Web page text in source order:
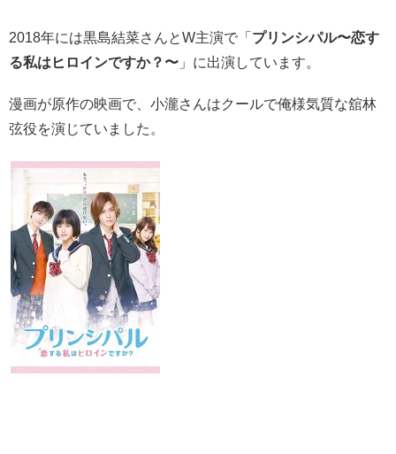
2018年には黒島結菜さんとW主演で「 プリンシパル〜恋す
る私はヒロインですか？〜 」に出演しています。
漫画が原作の映画で、小瀧さんはクールで俺様気質な舘林
弦役を演じていました。